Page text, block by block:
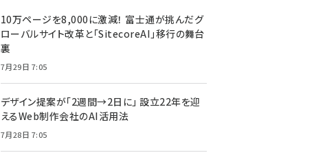
10万ページを8,000に激減！ 富士通が挑んだグ
ローバルサイト改革と「SitecoreAI」移行の舞台
裏
7月29日 7:05
デザイン提案が「2週間→2日に」 設立22年を迎
えるWeb制作会社のAI活用法
7月28日 7:05